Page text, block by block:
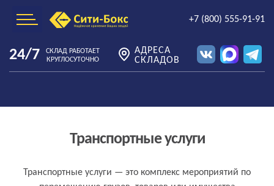
+7 (800) 555-91-91
24/7
СКЛАД РАБОТАЕТ
КРУГЛОСУТОЧНО
АДРЕСА
СКЛАДОВ
Транспортные услуги
Что такое транспортные услуги простыми
Транспортные услуги — это комплекс мероприятий по